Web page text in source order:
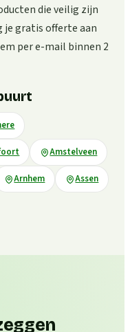
die veilig zijn
je gratis offerte aan
per e-mail binnen 2
Amstelveen
Arnhem Assen